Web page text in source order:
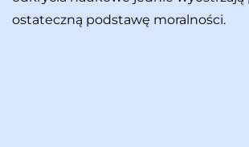
ostateczną podstawę moralności.